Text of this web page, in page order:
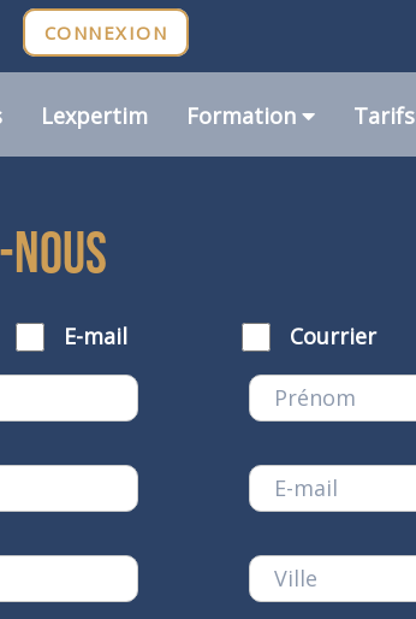
CONNEXION
Lexpertim Formation Tarifs
E-mail Courrier